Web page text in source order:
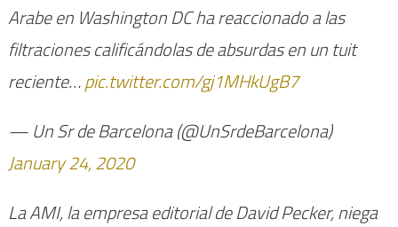
Arabe en Washington DC ha reaccionado a las
filtraciones calificándolas de absurdas en un tuit
reciente…pic.twitter.com/gj1MHkUgB7
— Un Sr de Barcelona (@UnSrdeBarcelona)
January 24, 2020
La AMI, la empresa editorial de David Pecker, niega